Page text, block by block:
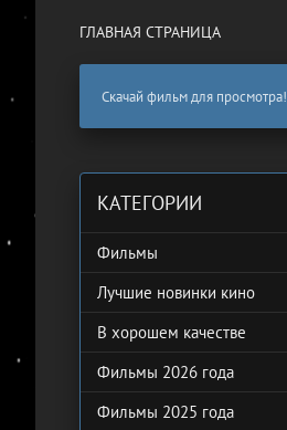
ГЛАВНАЯ СТРАНИЦА
Скачай фильм для просмотра!
КАТЕГОРИИ
Фильмы
Лучшие новинки кино
В хорошем качестве
Фильмы 2026 года
Фильмы 2025 года